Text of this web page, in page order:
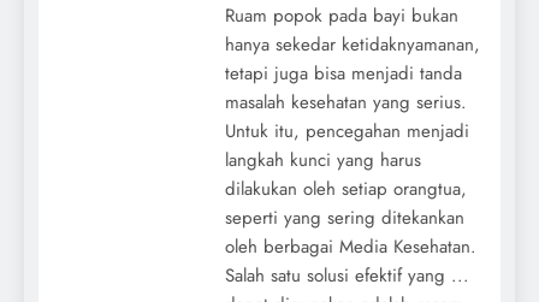
Ruam popok pada bayi bukan
hanya sekedar ketidaknyamanan,
tetapi juga bisa menjadi tanda
masalah kesehatan yang serius.
Untuk itu, pencegahan menjadi
langkah kunci yang harus
dilakukan oleh setiap orangtua,
seperti yang sering ditekankan
oleh berbagai Media Kesehatan.
Salah satu solusi efektif yang ...